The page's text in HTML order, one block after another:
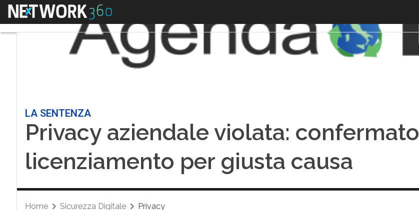
Menu
LA SENTENZA
Privacy aziendale violata: confermato
licenziamento per giusta causa
Home Sicurezza Digitale Privacy